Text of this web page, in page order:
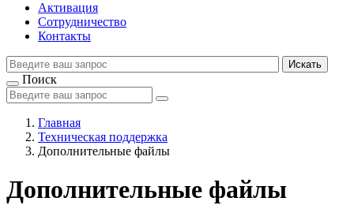
Активация
Сотрудничество
Контакты
Искать
Поиск
Главная
Техническая поддержка
Дополнительные файлы
Дополнительные файлы